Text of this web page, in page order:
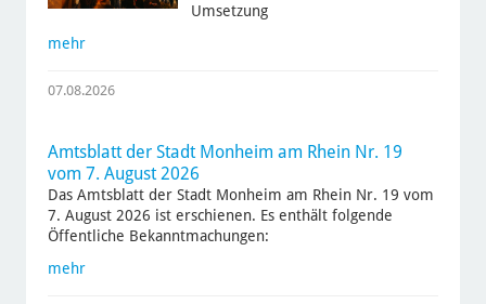
Umsetzung
mehr
07.08.2026
Amtsblatt der Stadt Monheim am Rhein Nr. 19
vom 7. August 2026
Das Amtsblatt der Stadt Monheim am Rhein Nr. 19 vom
7. August 2026 ist erschienen. Es enthält folgende
Öffentliche Bekanntmachungen:
mehr